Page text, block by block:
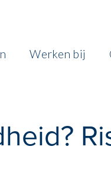
Werken bij